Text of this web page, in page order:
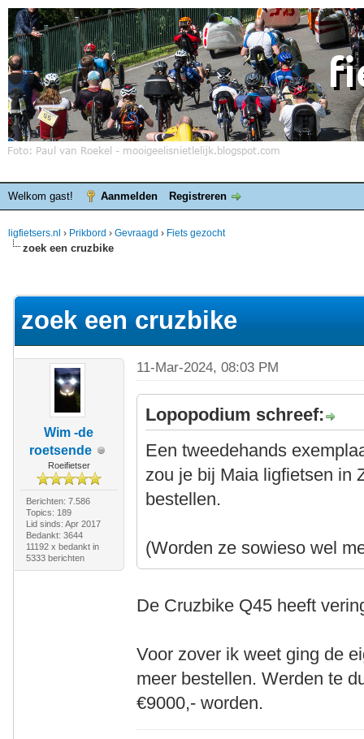
Welkom gast! Aanmelden Registreren
ligfietsers.nl › Prikbord › Gevraagd › Fiets gezocht
zoek een cruzbike
zoek een cruzbike
Wim -de
roetsende
Roeifietser
Berichten: 7.586
Topics: 189
Lid sinds: Apr 2017
Bedankt: 3644
11192 x bedankt in
5333 berichten
11-Mar-2024, 08:03 PM
Lopopodium schreef:
Een tweedehands
zou je bij Maia ligfietsen in
bestellen.
(Worden ze sowieso wel
De Cruzbike Q45 heeft
Voor zover ik weet ging de
meer bestellen. Werden te
€9000,- worden.